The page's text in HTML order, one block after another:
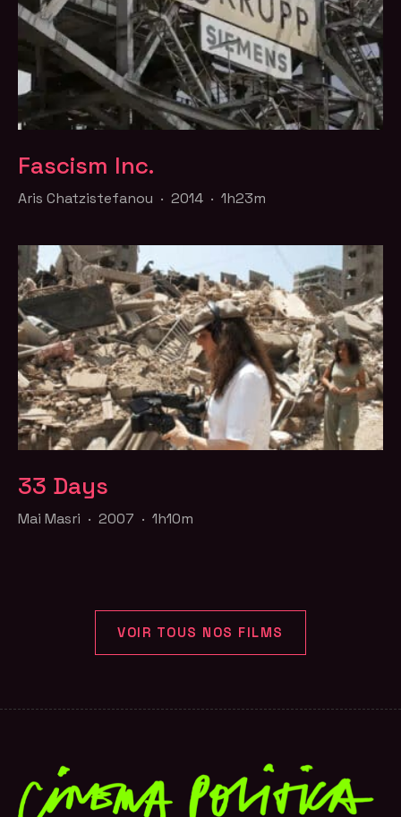
Fascism Inc.
Aris Chatzistefanou · 2014 · 1h23m
33 Days
Mai Masri · 2007 · 1h10m
VOIR TOUS NOS FILMS